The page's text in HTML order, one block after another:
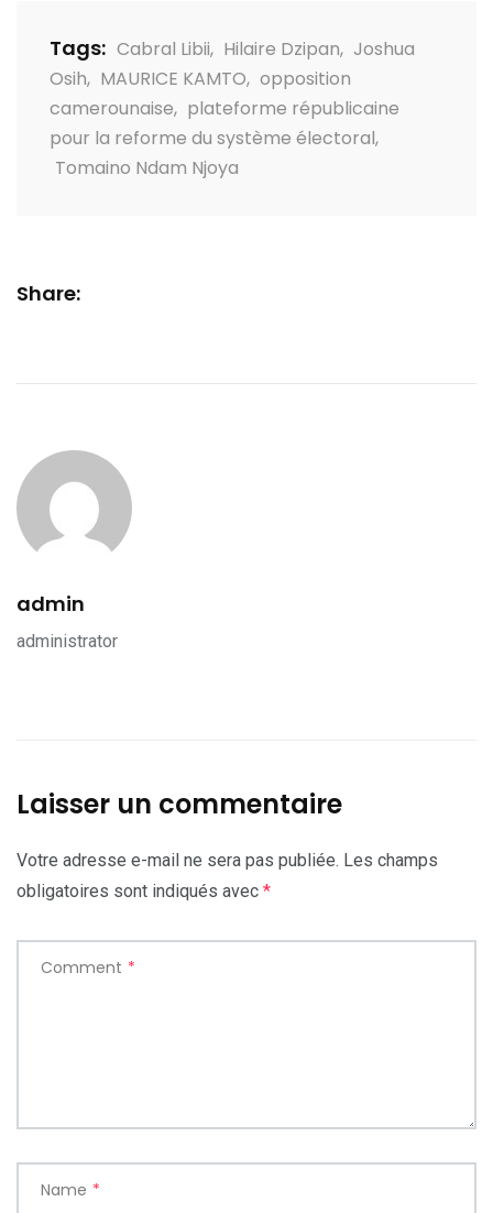
Tags: Cabral Libii, Hilaire Dzipan, Joshua
Osih, MAURICE KAMTO, opposition
camerounaise, plateforme républicaine
pour la reforme du système électoral,
Tomaino Ndam Njoya
Share:
admin
administrator
Laisser un commentaire
Votre adresse e-mail ne sera pas publiée. Les champs
obligatoires sont indiqués avec *
Comment *
Name *